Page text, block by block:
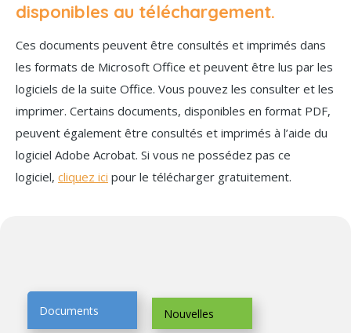
disponibles au téléchargement.
Ces documents peuvent être consultés et imprimés dans
les formats de Microsoft Office et peuvent être lus par les
logiciels de la suite Office. Vous pouvez les consulter et les
imprimer. Certains documents, disponibles en format PDF,
peuvent également être consultés et imprimés à l’aide du
logiciel Adobe Acrobat. Si vous ne possédez pas ce
logiciel, cliquez ici pour le télécharger gratuitement.
Documents Nouvelles